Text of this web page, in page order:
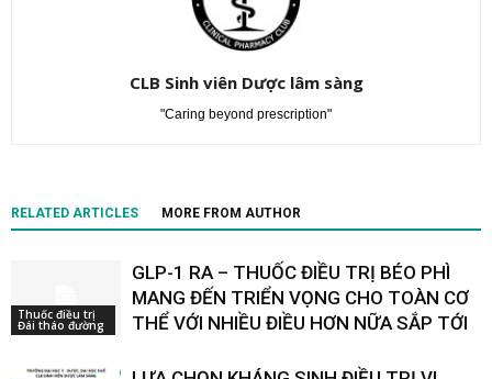
CLB Sinh viên Dược lâm sàng
"Caring beyond prescription"
RELATED ARTICLES MORE FROM AUTHOR
Thuốc điều trị
Đái tháo đường
GLP-1 RA – THUỐC ĐIỀU TRỊ BÉO PHÌ
MANG ĐẾN TRIỂN VỌNG CHO TOÀN CƠ
THỂ VỚI NHIỀU ĐIỀU HƠN NỮA SẮP TỚI